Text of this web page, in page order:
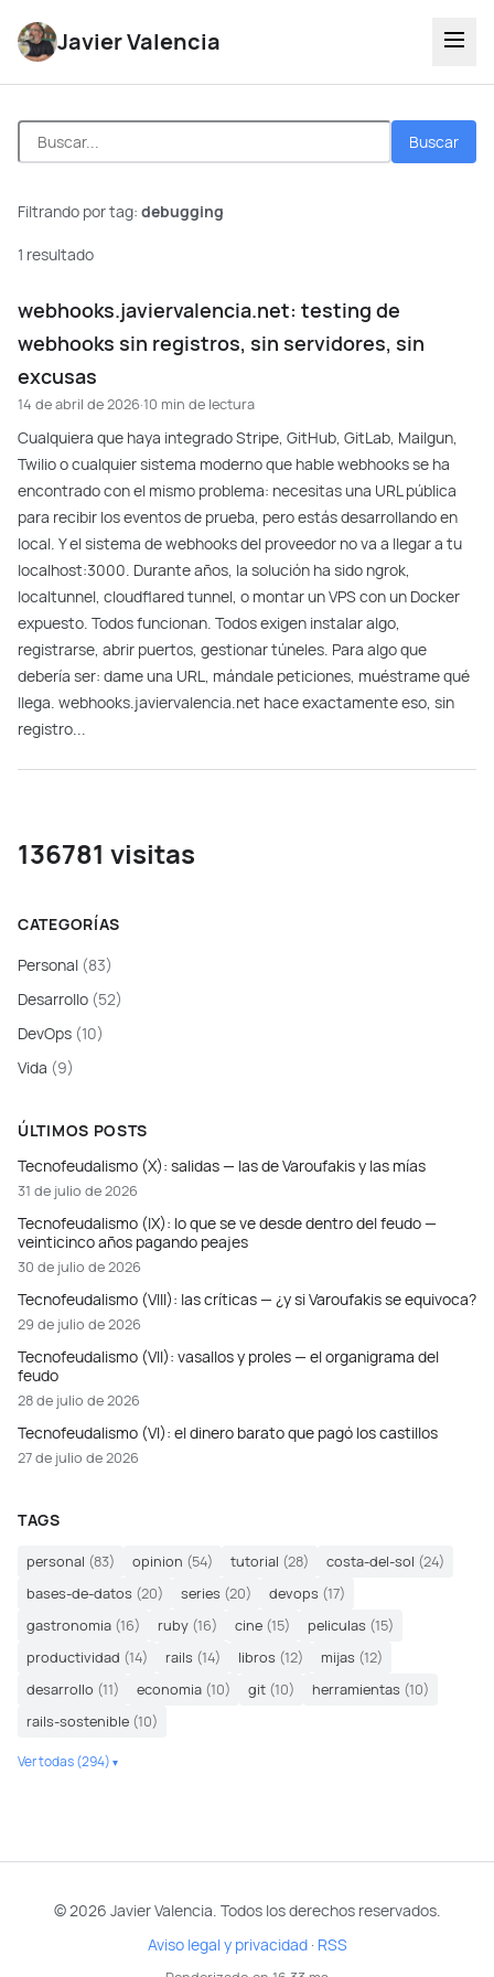
Javier Valencia
Buscar
Filtrando por tag: debugging
1 resultado
webhooks.javiervalencia.net: testing de
webhooks sin registros, sin servidores, sin
excusas
14 de abril de 2026·10 min de lectura
Cualquiera que haya integrado Stripe, GitHub, GitLab, Mailgun,
Twilio o cualquier sistema moderno que hable webhooks se ha
encontrado con el mismo problema: necesitas una URL pública
para recibir los eventos de prueba, pero estás desarrollando en
local. Y el sistema de webhooks del proveedor no va a llegar a tu
localhost:3000. Durante años, la solución ha sido ngrok,
localtunnel, cloudflared tunnel, o montar un VPS con un Docker
expuesto. Todos funcionan. Todos exigen instalar algo,
registrarse, abrir puertos, gestionar túneles. Para algo que
debería ser: dame una URL, mándale peticiones, muéstrame qué
llega. webhooks.javiervalencia.net hace exactamente eso, sin
registro...
136781 visitas
CATEGORÍAS
Personal (83)
Desarrollo (52)
DevOps (10)
Vida (9)
ÚLTIMOS POSTS
Tecnofeudalismo (X): salidas — las de Varoufakis y las mías
31 de julio de 2026
Tecnofeudalismo (IX): lo que se ve desde dentro del feudo —
veinticinco años pagando peajes
30 de julio de 2026
Tecnofeudalismo (VIII): las críticas — ¿y si Varoufakis se equivoca?
29 de julio de 2026
Tecnofeudalismo (VII): vasallos y proles — el organigrama del
feudo
28 de julio de 2026
Tecnofeudalismo (VI): el dinero barato que pagó los castillos
27 de julio de 2026
TAGS
personal (83) opinion (54) tutorial (28) costa-del-sol (24)
bases-de-datos (20) series (20) devops (17)
gastronomia (16) ruby (16) cine (15) peliculas (15)
productividad (14) rails (14) libros (12) mijas (12)
desarrollo (11) economia (10) git (10) herramientas (10)
rails-sostenible (10)
Ver todas (294)
© 2026 Javier Valencia. Todos los derechos reservados.
Aviso legal y privacidad · RSS